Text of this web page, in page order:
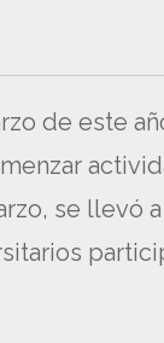
de este
se llevó